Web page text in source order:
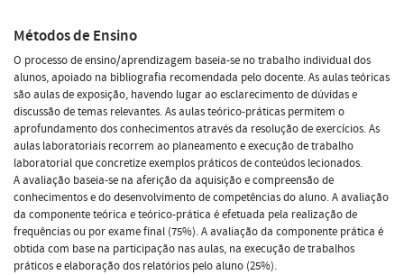
Métodos de Ensino
O processo de ensino/aprendizagem baseia-se no trabalho individual dos
alunos, apoiado na bibliografia recomendada pelo docente. As aulas teóricas
são aulas de exposição, havendo lugar ao esclarecimento de dúvidas e
discussão de temas relevantes. As aulas teórico-práticas permitem o
aprofundamento dos conhecimentos através da resolução de exercícios. As
aulas laboratoriais recorrem ao planeamento e execução de trabalho
laboratorial que concretize exemplos práticos de conteúdos lecionados.
A avaliação baseia-se na aferição da aquisição e compreensão de
conhecimentos e do desenvolvimento de competências do aluno. A avaliação
da componente teórica e teórico-prática é efetuada pela realização de
frequências ou por exame final (75%). A avaliação da componente prática é
obtida com base na participação nas aulas, na execução de trabalhos
práticos e elaboração dos relatórios pelo aluno (25%).